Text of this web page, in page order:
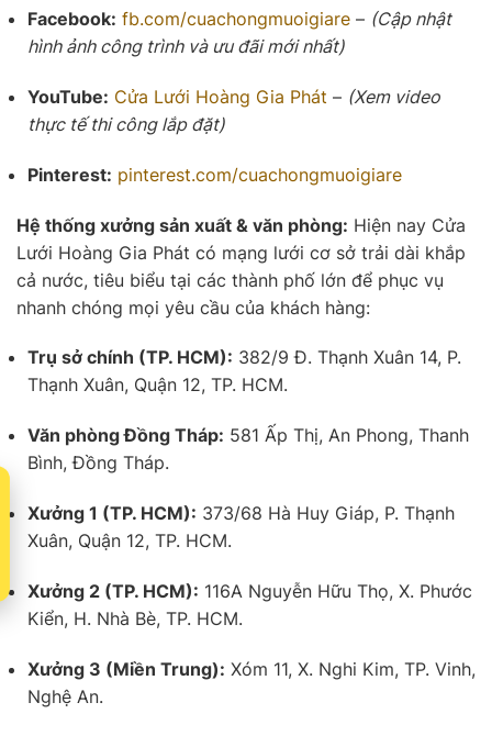
Facebook: fb.com/cuachongmuoigiare – (Cập nhật
hình ảnh công trình và ưu đãi mới nhất)
YouTube: Cửa Lưới Hoàng Gia Phát – (Xem video
thực tế thi công lắp đặt)
Pinterest: pinterest.com/cuachongmuoigiare
Hệ thống xưởng sản xuất & văn phòng: Hiện nay Cửa
Lưới Hoàng Gia Phát có mạng lưới cơ sở trải dài khắp
cả nước, tiêu biểu tại các thành phố lớn để phục vụ
nhanh chóng mọi yêu cầu của khách hàng:
Trụ sở chính (TP. HCM): 382/9 Đ. Thạnh Xuân 14, P.
Thạnh Xuân, Quận 12, TP. HCM.
Văn phòng Đồng Tháp: 581 Ấp Thị, An Phong, Thanh
Bình, Đồng Tháp.
Xưởng 1 (TP. HCM): 373/68 Hà Huy Giáp, P. Thạnh
Xuân, Quận 12, TP. HCM.
Xưởng 2 (TP. HCM): 116A Nguyễn Hữu Thọ, X. Phước
Kiển, H. Nhà Bè, TP. HCM.
Xưởng 3 (Miền Trung): Xóm 11, X. Nghi Kim, TP. Vinh,
Nghệ An.